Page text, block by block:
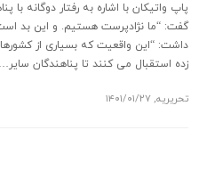
پاپ واتیکان با اشاره به رفتار دوگانه با
گفت: “ما نژادپرست هستیم. و این بد
داشت: “این واقعیت که بسیاری از
زده استقبال می کنند تا پناهندگان سایر…
تحریریه, ۱۴۰۱/۰۱/۲۷